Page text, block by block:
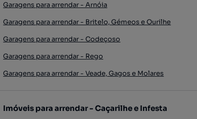
Garagens para arrendar - Arnóia
Garagens para arrendar - Britelo, Gémeos e Ourilhe
Garagens para arrendar - Codeçoso
Garagens para arrendar - Rego
Garagens para arrendar - Veade, Gagos e Molares
Imóveis para arrendar - Caçarilhe e Infesta